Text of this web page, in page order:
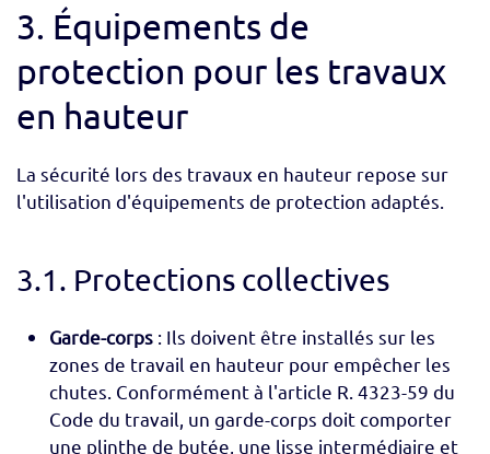
3. Équipements de
protection pour les travaux
en hauteur
La sécurité lors des travaux en hauteur repose sur
l'utilisation d'équipements de protection adaptés.
3.1. Protections collectives
Garde-corps : Ils doivent être installés sur les
zones de travail en hauteur pour empêcher les
chutes. Conformément à l'article R. 4323-59 du
Code du travail, un garde-corps doit comporter
une plinthe de butée, une lisse intermédiaire et